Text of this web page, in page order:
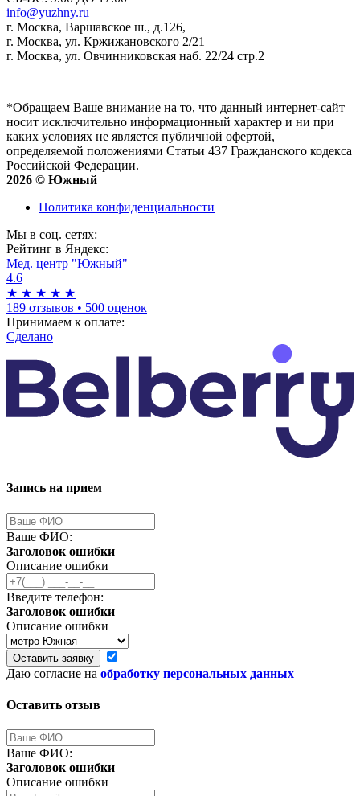
info@yuzhny.ru
г. Москва, Варшавское ш., д.126,
г. Москва, ул. Кржижановского 2/21
г. Москва, ул. Овчинниковская наб. 22/24 стр.2
*Обращаем Ваше внимание на то, что данный интернет-сайт
носит исключительно информационный характер и ни при
каких условиях не является публичной офертой,
определяемой положениями Статьи 437 Гражданского кодекса
Российской Федерации.
2026 © Южный
Политика конфиденциальности
Мы в соц. сетях:
Рейтинг в Яндекс:
Мед. центр "Южный"
4.6
★ ★ ★ ★ ★
189 отзывов • 500 оценок
Принимаем к оплате:
Сделано
Запись на прием
Ваше ФИО:
Заголовок ошибки
Описание ошибки
Введите телефон:
Заголовок ошибки
Описание ошибки
Оставить заявку
Даю согласие на обработку персональных данных
Оставить отзыв
Ваше ФИО:
Заголовок ошибки
Описание ошибки